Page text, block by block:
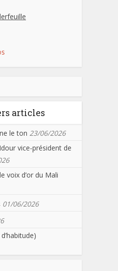
articles
le ton 23/06/2026
vice-président de
voix d’or du Mali
01/06/2026